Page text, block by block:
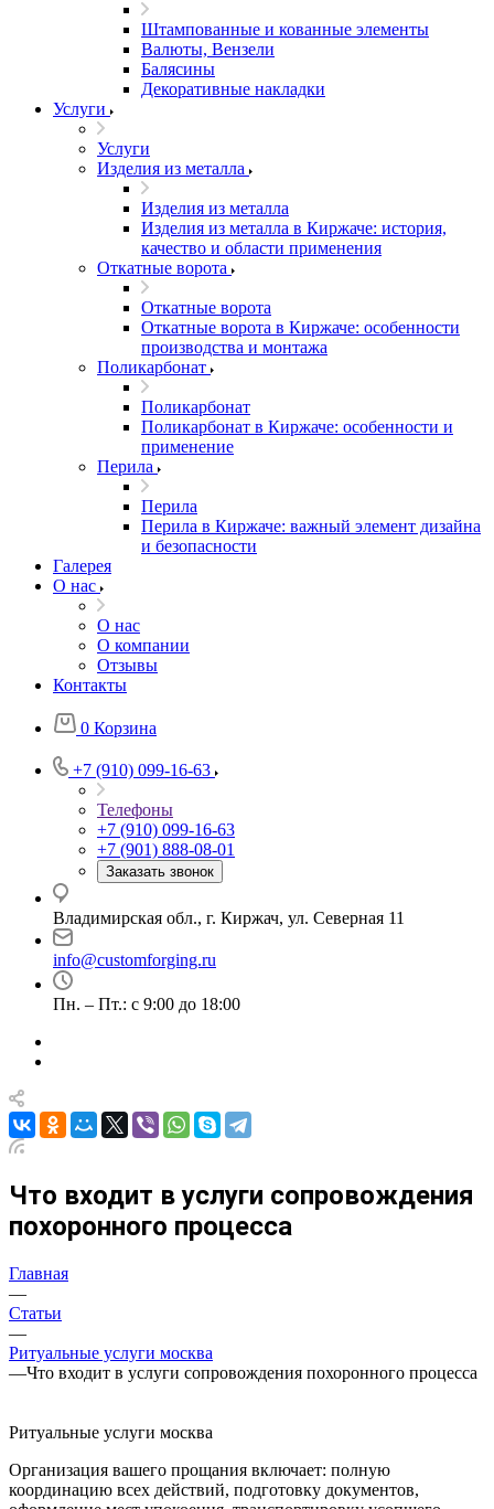
Штампованные и кованные элементы
Валюты, Вензели
Балясины
Декоративные накладки
Услуги
Услуги
Изделия из металла
Изделия из металла
Изделия из металла в Киржаче: история,
качество и области применения
Откатные ворота
Откатные ворота
Откатные ворота в Киржаче: особенности
производства и монтажа
Поликарбонат
Поликарбонат
Поликарбонат в Киржаче: особенности и
применение
Перила
Перила
Перила в Киржаче: важный элемент дизайна
и безопасности
Галерея
О нас
О нас
О компании
Отзывы
Контакты
0 Корзина
+7 (910) 099-16-63
Телефоны
+7 (910) 099-16-63
+7 (901) 888-08-01
Заказать звонок
Владимирская обл., г. Киржач, ул. Северная 11
info@customforging.ru
Пн. – Пт.: с 9:00 до 18:00
Что входит в услуги сопровождения
похоронного процесса
Главная
—
Статьи
—
Ритуальные услуги москва
—Что входит в услуги сопровождения похоронного процесса
Ритуальные услуги москва
Организация вашего прощания включает: полную
координацию всех действий, подготовку документов,